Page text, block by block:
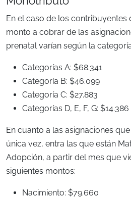
En el caso de los
monto a cobrar de las
prenatal varían según la
Categorías A: $68.341
Categoría B: $46.099
Categoría C: $27.883
Categorías D, E, F, G: $14.386
En cuanto a las asignaciones
única vez, entra las que están
Adopción, a partir del mes que
siguientes montos:
Nacimiento: $79.660